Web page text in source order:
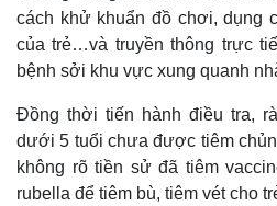
Kinh tế
Bất động sản
Khởi nghiệp
cách khử khuẩn đồ chơi, dụng
của trẻ…và truyền thông trực
bệnh sởi khu vực xung quanh
Đồng thời tiến hành điều tra,
dưới 5 tuổi chưa được tiêm
không rõ tiền sử đã tiêm
rubella để tiêm bù, tiêm vét cho